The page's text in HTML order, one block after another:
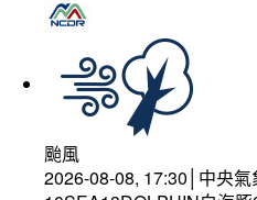
颱風
2026-08-08, 17:30│中央氣